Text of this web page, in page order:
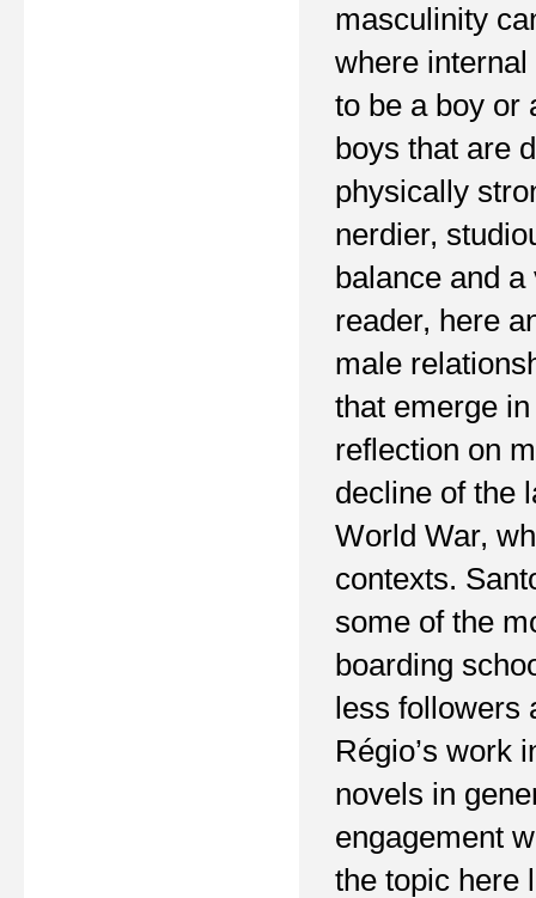
masculinity
where
to be a boy or
boys that are
physically
nerdier,
balance and
reader, here
male
that emerge
reflection on
decline of the
World War,
contexts.
some of the
boarding
less followers
Régio’s work
novels in
engagement
the topic here